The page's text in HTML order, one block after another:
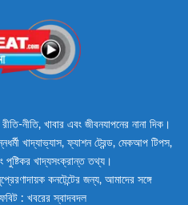
নীতি, খাবার এবং জীবনযাপনের নানা দিক।
খাদ্যাভ্যাস, ফ্যাশন ট্রেন্ড, মেকআপ টিপস,
পুষ্টিকর খাদ্যসংক্রান্ত তথ্য।
কনটেন্টের জন্য, আমাদের সঙ্গে
: খবরের স্বাদবদল